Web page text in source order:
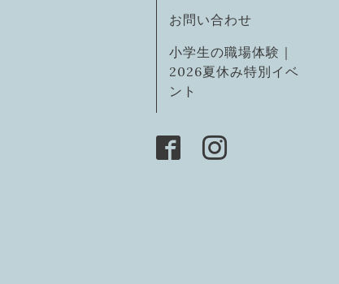
お問い合わせ
小学生の職場体験｜
2026夏休み特別イベ
ント